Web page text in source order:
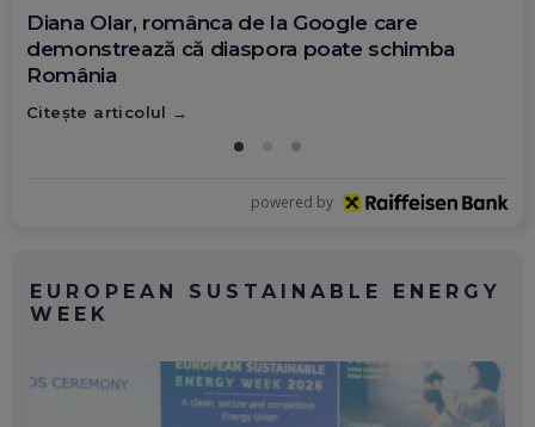
Diana Olar, românca de la Google care
demonstrează că diaspora poate schimba
România
Citește articolul
powered by
EUROPEAN SUSTAINABLE ENERGY
WEEK